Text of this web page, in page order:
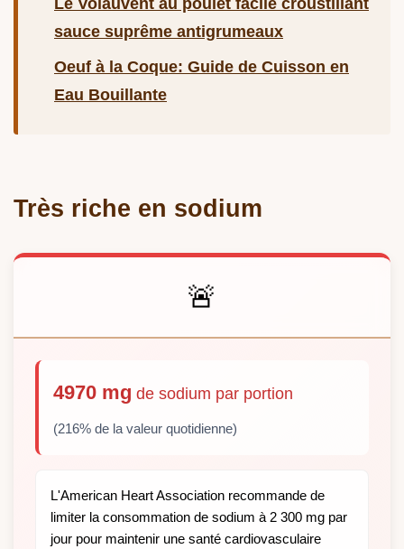
Le Volauvent au poulet facile croustillant
sauce suprême antigrumeaux
Oeuf à la Coque: Guide de Cuisson en
Eau Bouillante
Très riche en sodium
🚨
4970 mg de sodium par portion
(216% de la valeur quotidienne)
L'American Heart Association recommande de
limiter la consommation de sodium à 2 300 mg par
jour pour maintenir une santé cardiovasculaire